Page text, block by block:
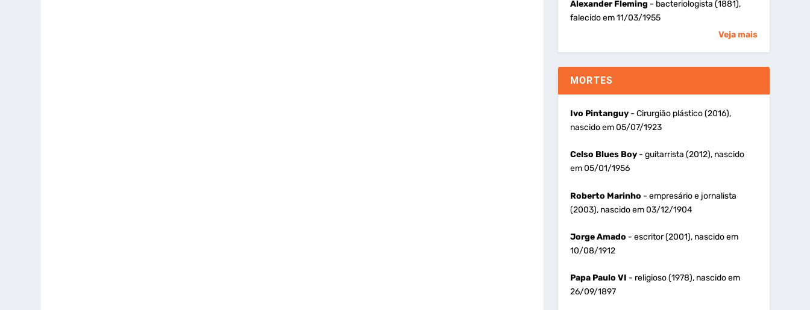
Alexander Fleming - bacteriologista (1881),
falecido em 11/03/1955
Veja mais
MORTES
Ivo Pintanguy- Cirurgião plástico (2016),
nascido em 05/07/1923
Celso Blues Boy- guitarrista (2012), nascido
em 05/01/1956
Roberto Marinho - empresário e jornalista
(2003), nascido em 03/12/1904
Jorge Amado - escritor (2001), nascido em
10/08/1912
Papa Paulo VI - religioso (1978), nascido em
26/09/1897